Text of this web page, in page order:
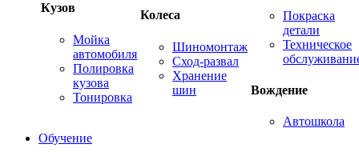
Кузов
Мойка
автомобиля
Полировка
кузова
Тонировка
Колеса
Шиномонтаж
Сход-развал
Хранение
шин
Покраска
детали
Техническое
Вождение
Автошкола
Обучение